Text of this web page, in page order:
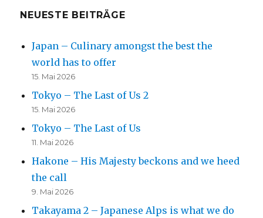
NEUESTE BEITRÄGE
Japan – Culinary amongst the best the
world has to offer
15. Mai 2026
Tokyo – The Last of Us 2
15. Mai 2026
Tokyo – The Last of Us
11. Mai 2026
Hakone – His Majesty beckons and we heed
the call
9. Mai 2026
Takayama 2 – Japanese Alps is what we do